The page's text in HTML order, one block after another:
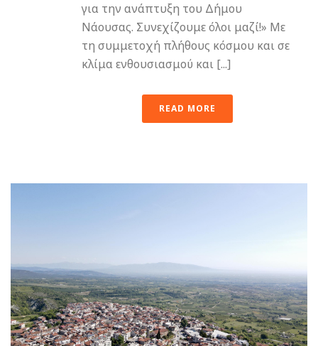
για την ανάπτυξη του Δήμου
Νάουσας. Συνεχίζουμε όλοι μαζί!» Με
τη συμμετοχή πλήθους κόσμου και σε
κλίμα ενθουσιασμού και [...]
READ MORE